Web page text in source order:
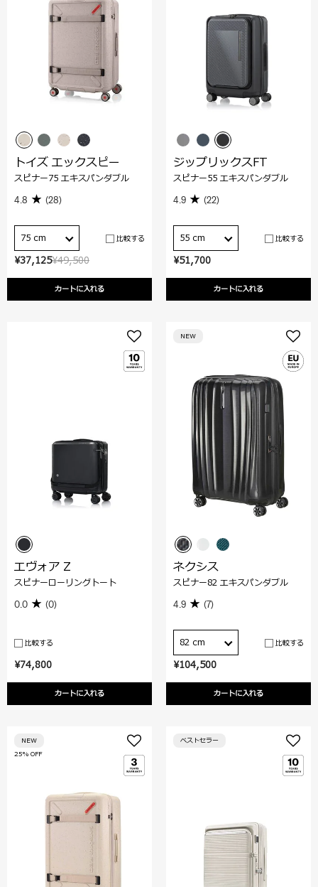
¥49,500
¥37,125
カートに入れる
トイズ エックスピー
スピナー75 エキスパンダブル
4.8 (28)
75 cm 比較する
¥51,700
カートに入れる
ジップリックスFT
スピナー55 エキスパンダブル
4.9 (22)
55 cm 比較する
¥74,800
カートに入れる
エヴォア Z
スピナーローリングトート
0.0 (0)
比較する
¥104,500
カートに入れる
NEW
ネクシス
スピナー82 エキスパンダブル
4.9 (7)
82 cm 比較する
25% OFF
NEW ベストセラー